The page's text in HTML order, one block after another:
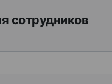
сотрудников